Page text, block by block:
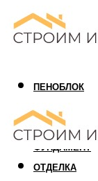
ПЕНОБЛОК
ГАЗОБЛОК
ФУНДАМЕНТ
ОТДЕЛКА